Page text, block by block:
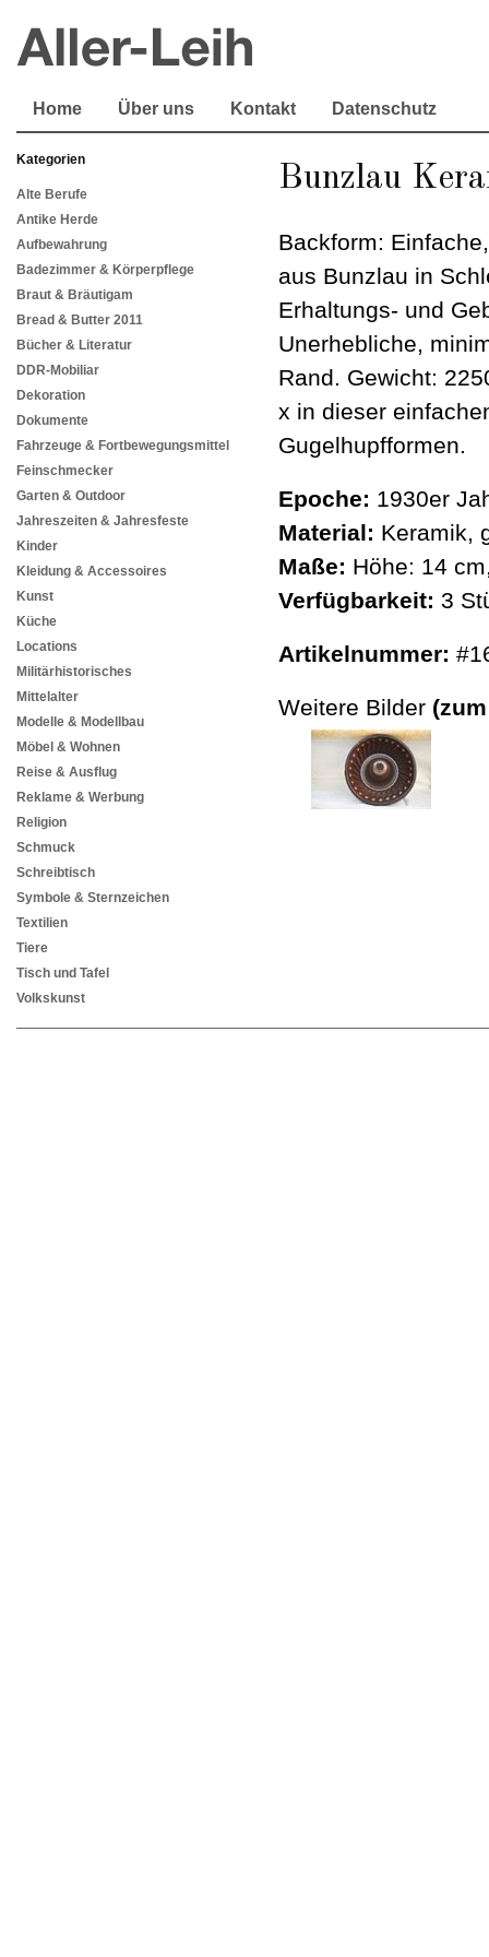
Home Über uns Kontakt Datenschutz
Kategorien
Alte Berufe
Antike Herde
Aufbewahrung
Badezimmer & Körperpflege
Braut & Bräutigam
Bread & Butter 2011
Bücher & Literatur
DDR-Mobiliar
Dekoration
Dokumente
Fahrzeuge & Fortbewegungsmittel
Feinschmecker
Garten & Outdoor
Jahreszeiten & Jahresfeste
Kinder
Kleidung & Accessoires
Kunst
Küche
Locations
Militärhistorisches
Mittelalter
Modelle & Modellbau
Möbel & Wohnen
Reise & Ausflug
Reklame & Werbung
Religion
Schmuck
Schreibtisch
Symbole & Sternzeichen
Textilien
Tiere
Tisch und Tafel
Volkskunst
Bunzlau
Backform:
aus Bunzlau in
Erhaltungs- und
Unerhebliche,
Rand. Gewicht:
x in dieser
Gugelhupfformen.
Epoche: 1930er
Material: Keramik,
Maße: Höhe: 14
Verfügbarkeit: 3
Artikelnummer:
Weitere Bilder